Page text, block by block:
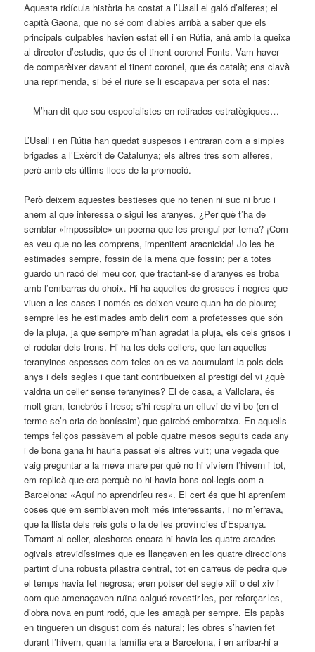
Aquesta ridícula història ha costat a l’Usall el galó d’alferes; el
capità Gaona, que no sé com diables arribà a saber que els
principals culpables havien estat ell i en Rútia, anà amb la queixa
al director d’estudis, que és el tinent coronel Fonts. Vam haver
de comparèixer davant el tinent coronel, que és català; ens clavà
una reprimenda, si bé el riure se li escapava per sota el nas:
—M’han dit que sou especialistes en retirades estratègiques…
L’Usall i en Rútia han quedat suspesos i entraran com a simples
brigades a l’Exèrcit de Catalunya; els altres tres som alferes,
però amb els últims llocs de la promoció.
Però deixem aquestes bestieses que no tenen ni suc ni bruc i
anem al que interessa o sigui les aranyes. ¿Per què t’ha de
semblar «impossible» un poema que les prengui per tema? ¡Com
es veu que no les comprens, impenitent aracnicida! Jo les he
estimades sempre, fossin de la mena que fossin; per a totes
guardo un racó del meu cor, que tractant-se d’aranyes es troba
amb l’embarras du choix. Hi ha aquelles de grosses i negres que
viuen a les cases i només es deixen veure quan ha de ploure;
sempre les he estimades amb deliri com a profetesses que són
de la pluja, ja que sempre m’han agradat la pluja, els cels grisos i
el rodolar dels trons. Hi ha les dels cellers, que fan aquelles
teranyines espesses com teles on es va acumulant la pols dels
anys i dels segles i que tant contribueixen al prestigi del vi ¿què
valdria un celler sense teranyines? El de casa, a Vallclara, és
molt gran, tenebrós i fresc; s’hi respira un efluvi de vi bo (en el
terme se’n cria de boníssim) que gairebé emborratxa. En aquells
temps feliços passàvem al poble quatre mesos seguits cada any
i de bona gana hi hauria passat els altres vuit; una vegada que
vaig preguntar a la meva mare per què no hi vivíem l’hivern i tot,
em replicà que era perquè no hi havia bons col·legis com a
Barcelona: «Aquí no aprendríeu res». El cert és que hi apreníem
coses que em semblaven molt més interessants, i no m’errava,
que la llista dels reis gots o la de les províncies d’Espanya.
Tornant al celler, aleshores encara hi havia les quatre arcades
ogivals atrevidíssimes que es llançaven en les quatre direccions
partint d’una robusta pilastra central, tot en carreus de pedra que
el temps havia fet negrosa; eren potser del segle xiii o del xiv i
com que amenaçaven ruïna calgué revestir-les, per reforçar-les,
d’obra nova en punt rodó, que les amagà per sempre. Els papàs
en tingueren un disgust com és natural; les obres s’havien fet
durant l’hivern, quan la família era a Barcelona, i en arribar-hi a